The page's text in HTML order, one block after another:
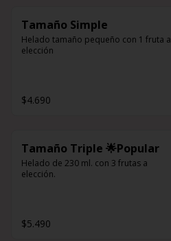
Tamaño Simple
Helado tamaño pequeño con 1 fruta a
elección
$4.690
Tamaño Triple 🌟Popular
Helado de 230 ml. con 3 frutas a
elección.
$5.490